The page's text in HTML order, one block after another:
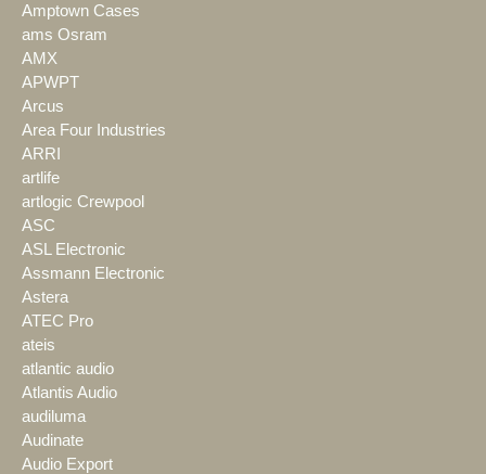
Amptown Cases
ams Osram
AMX
APWPT
Arcus
Area Four Industries
ARRI
artlife
artlogic Crewpool
ASC
ASL Electronic
Assmann Electronic
Astera
ATEC Pro
ateis
atlantic audio
Atlantis Audio
audiluma
Audinate
Audio Export